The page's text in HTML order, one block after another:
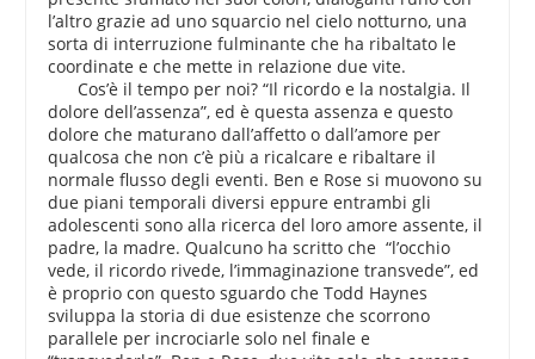
l’altro grazie ad uno squarcio nel cielo notturno, una
sorta di interruzione fulminante che ha ribaltato le
coordinate e che mette in relazione due vite.
Cos’è il tempo per noi? “Il ricordo e la nostalgia. Il
dolore dell’assenza”, ed è questa assenza e questo
dolore che maturano dall’affetto o dall’amore per
qualcosa che non c’è più a ricalcare e ribaltare il
normale flusso degli eventi. Ben e Rose si muovono su
due piani temporali diversi eppure entrambi gli
adolescenti sono alla ricerca del loro amore assente, il
padre, la madre. Qualcuno ha scritto che “l’occhio
vede, il ricordo rivede, l’immaginazione transvede”, ed
è proprio con questo sguardo che Todd Haynes
sviluppa la storia di due esistenze che scorrono
parallele per incrociarle solo nel finale e